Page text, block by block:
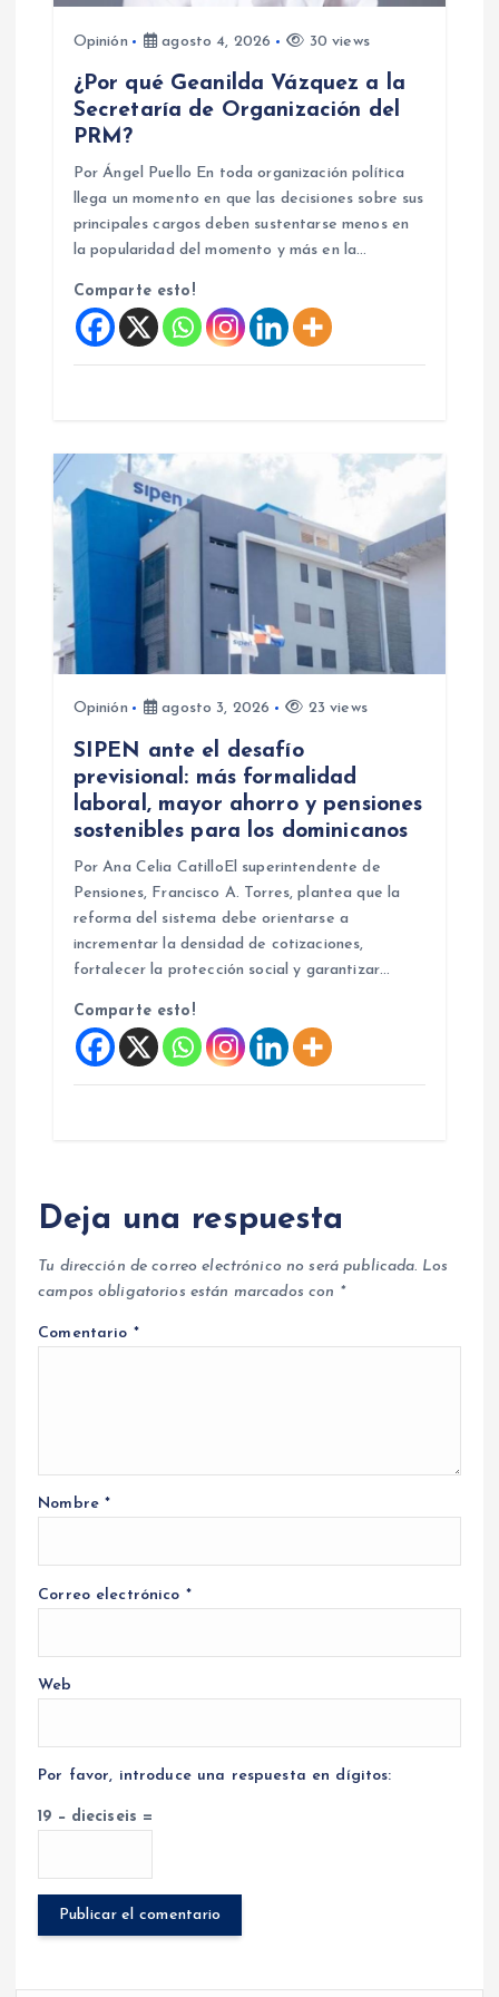
s
Opinión agosto 4, 2026 30 views
¿Por qué Geanilda Vázquez a la
Secretaría de Organización del
PRM?
Por Ángel Puello En toda organización política
llega un momento en que las decisiones sobre sus
principales cargos deben sustentarse menos en
la popularidad del momento y más en la…
Comparte esto!
Opinión agosto 3, 2026 23 views
SIPEN ante el desafío
previsional: más formalidad
laboral, mayor ahorro y pensiones
sostenibles para los dominicanos
Por Ana Celia CatilloEl superintendente de
Pensiones, Francisco A. Torres, plantea que la
reforma del sistema debe orientarse a
incrementar la densidad de cotizaciones,
fortalecer la protección social y garantizar…
Comparte esto!
Deja una respuesta
Tu dirección de correo electrónico no será publicada. Los
campos obligatorios están marcados con *
Comentario *
Nombre*
Correo electrónico *
Web
Por favor, introduce una respuesta en dígitos:
19 − dieciseis =